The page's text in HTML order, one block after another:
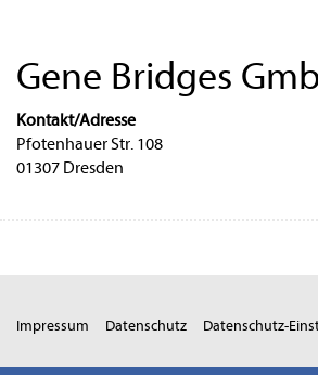
Gene Bridges
Kontakt/Adresse
Pfotenhauer Str. 108
01307 Dresden
Impressum Datenschutz Datenschutz-